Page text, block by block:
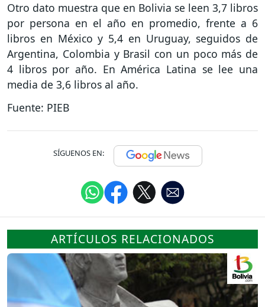
Otro dato muestra que en Bolivia se leen 3,7 libros
por persona en el año en promedio, frente a 6
libros en México y 5,4 en Uruguay, seguidos de
Argentina, Colombia y Brasil con un poco más de
4 libros por año. En América Latina se lee una
media de 3,6 libros al año.
Fuente: PIEB
SÍGUENOS EN:
ARTÍCULOS RELACIONADOS